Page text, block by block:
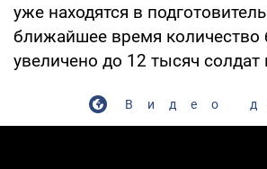
уже находятся в
ближайшее время количество
увеличено до 12 тысяч
Видео